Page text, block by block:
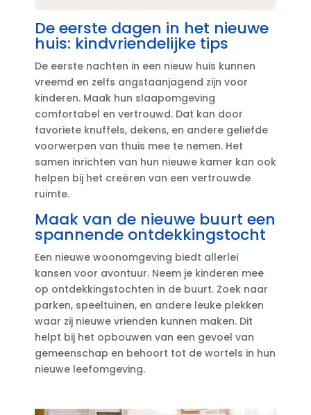
De eerste dagen in het nieuwe
huis: kindvriendelijke tips
De eerste nachten in een nieuw huis kunnen
vreemd en zelfs angstaanjagend zijn voor
kinderen.​ Maak hun slaapomgeving
comfortabel en vertrouwd.​ Dat kan door
favoriete knuffels, dekens, en andere geliefde
voorwerpen van thuis mee te nemen.​ Het
samen inrichten van hun nieuwe kamer kan ook
helpen bij het creëren van een vertrouwde
ruimte.​
Maak van de nieuwe buurt een
spannende ontdekkingstocht
Een nieuwe woonomgeving biedt allerlei
kansen voor avontuur.​ Neem je kinderen mee
op ontdekkingstochten in de buurt.​ Zoek naar
parken, speeltuinen, en andere leuke plekken
waar zij nieuwe vrienden kunnen maken.​ Dit
helpt bij het opbouwen van een gevoel van
gemeenschap en behoort tot de wortels in hun
nieuwe leefomgeving.​